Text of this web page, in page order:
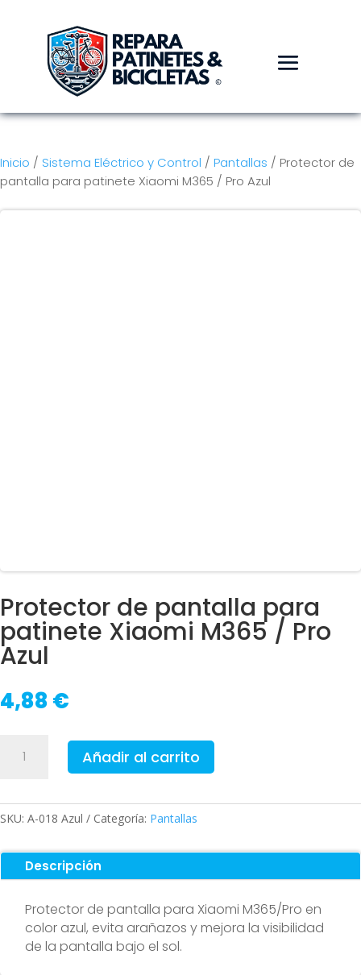
Inicio / Sistema Eléctrico y Control / Pantallas / Protector de
pantalla para patinete Xiaomi M365 / Pro Azul
Protector de pantalla para
patinete Xiaomi M365 / Pro
Azul
4,88€
patinete
M365
cantidad
Añadir al carrito
SKU: A-018 Azul Categoría: Pantallas
Descripción
Protector de pantalla para Xiaomi M365/Pro en
color azul, evita arañazos y mejora la visibilidad
de la pantalla bajo el sol.